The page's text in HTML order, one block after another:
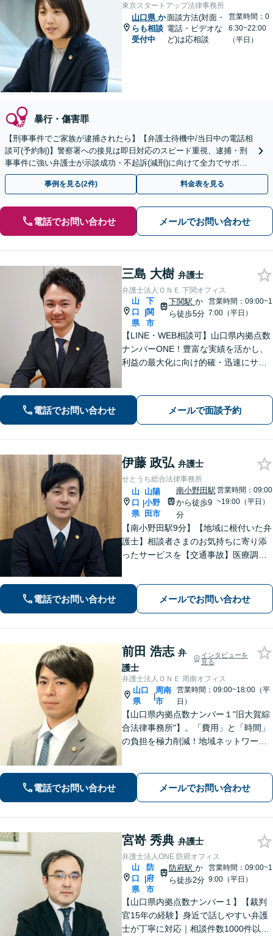
東京スタートアップ法律事務所
山口県 か
らも相談
受付中
面談方法(対面・
電話・ビデオな
ど)は応相談
営業時間：0
6:30~22:00
（平日）
暴行・傷害罪
【刑事事件でご家族が逮捕されたら】【弁護士待機中/当日中の電話相
談可(予約制)】警察署への接見は即日対応のスピード重視、逮捕・刑
事事件に強い弁護士が示談成功・不起訴(減刑)に向けて全力でサポー
トします。【加害者側の相談専門】
事例を見る(2件) 料金表を見る
電話でお問い合わせ メールでお問い合わせ
三島 大樹 弁護士
弁護士法人ＯＮＥ 下関オフィス
山
口
県
|
下
関
市
下関駅 か
ら徒歩5分
営業時間：09:00~1
7:00（平日）
【LINE・WEB相談可】山口県内拠点数
ナンバーONE！豊富な実績を活かし、
利益の最大化に向け的確・迅速にサポ
問題／交通事故等、あなたの味方とし
て尽力します【完全個室】【下関駅5
電話でお問い合わせ メールで面談予約
伊藤 政弘 弁護士
せとうち総合法律事務所
山
口
県
|
山陽
小野
田市
南小野田駅
から徒歩9
分
営業時間：09:00
~19:00（平日）
【南小野田駅9分】【地域に根付いた弁
護士】相談者さまのお気持ちに寄り添
ったサービスを【交通事故】医療調査
実調査と判例をリサーチし、不公平感
のない相続を実現【WEB面談】
電話でお問い合わせ メールでお問い合わせ
前田 浩志 弁
護士
インタビューを
見る
弁護士法人ＯＮＥ 周南オフィス
山口
県
|
周南
市
営業時間：09:00~18:00（平
日）
【山口県内拠点数ナンバー１"旧大賀綜
合法律事務所"】。「費用」と「時間」
の負担を極力削減！地域ネットワーク
続・遺言に強い】不動産の売却や相続
税対策なども親身に対応◎
電話でお問い合わせ メールでお問い合わせ
宮嵜 秀典 弁護士
弁護士法人ONE 防府オフィス
山
口
県
|
防
府
市
防府駅 か
ら徒歩2分
営業時間：09:00~1
9:00（平日）
【山口県内拠点数ナンバー１】【裁判
官15年の経験】身近で話しやすい弁護
士が丁寧に対応｜相談件数1000件以上